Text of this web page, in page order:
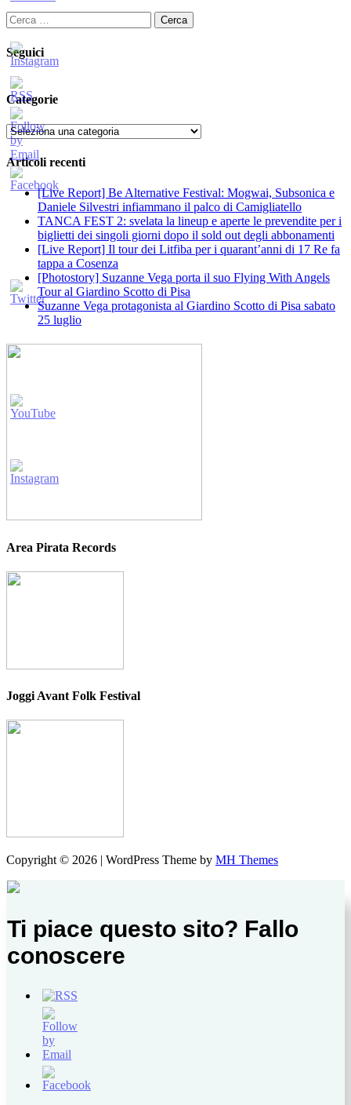
Ricerca
per:
Seguici
Categorie
Categorie
Articoli recenti
[Live Report] Be Alternative Festival: Mogwai, Subsonica e
Daniele Silvestri infiammano il palco di Camigliatello
TANCA FEST 2: svelata la lineup e aperte le prevendite per i
biglietti dei singoli giorni dopo il sold out degli abbonamenti
[Live Report] Il tour dei Litfiba per i quarant’anni di 17 Re fa
tappa a Cosenza
[Photostory] Suzanne Vega porta il suo Flying With Angels
Tour al Giardino Scotto di Pisa
Suzanne Vega protagonista al Giardino Scotto di Pisa sabato
25 luglio
Area Pirata Records
Joggi Avant Folk Festival
Copyright © 2026 | WordPress Theme by MH Themes
Ti piace questo sito? Fallo
conoscere